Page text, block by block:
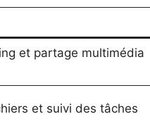
et partage multimédia
et suivi des tâches